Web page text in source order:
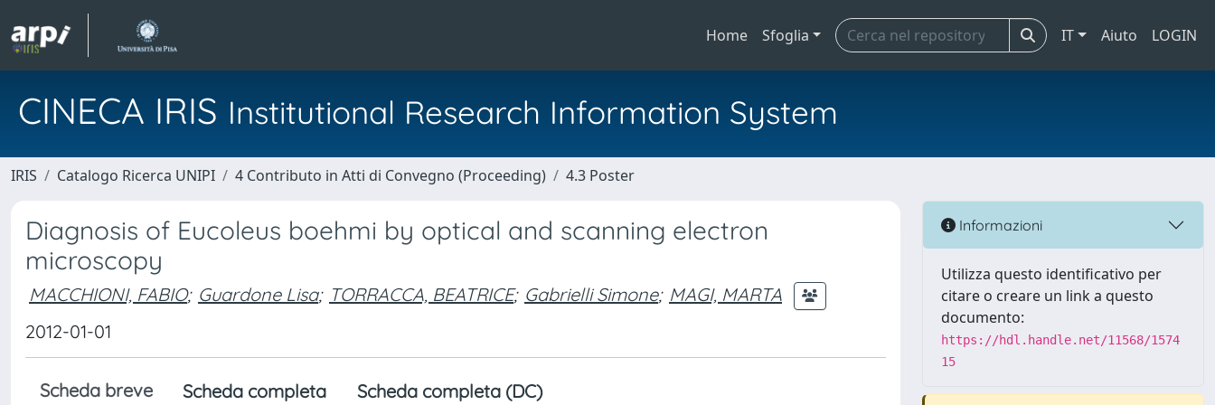
Home Sfoglia IT Aiuto LOGIN
CINECA IRIS Institutional Research Information System
IRIS Catalogo Ricerca UNIPI 4 Contributo in Atti di Convegno (Proceeding) 4.3 Poster
Diagnosis of Eucoleus boehmi by optical and scanning electron
microscopy
MACCHIONI, FABIO; Guardone Lisa; TORRACCA, BEATRICE; Gabrielli Simone; MAGI, MARTA
2012-01-01
Scheda breve Scheda completa Scheda completa (DC)
Informazioni
Utilizza questo identificativo per
citare o creare un link a questo
documento:
https://hdl.handle.net/11568/1574
15